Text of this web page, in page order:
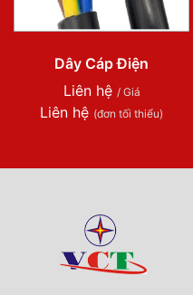
Dây Cáp Điện
Liên hệ / Giá
Liên hệ (đơn tối thiểu)